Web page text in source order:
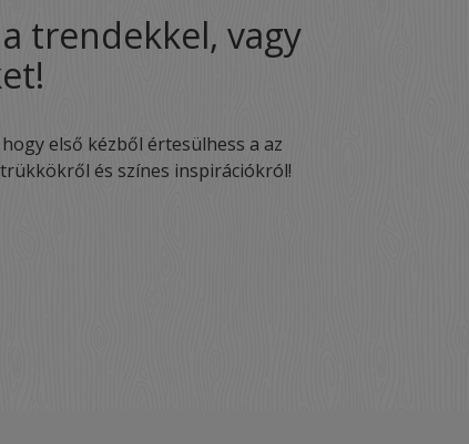
trendekkel, vagy
első kézből értesülhess a az
és színes inspirációkról!